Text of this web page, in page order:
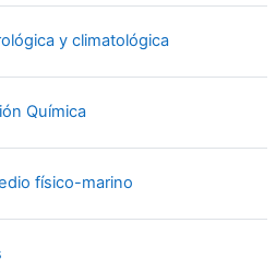
y climatológica
Química
físico-marino